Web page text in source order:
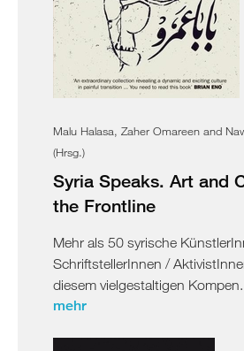
Malu Halasa, Zaher Omareen and
(Hrsg.)
Syria Speaks. Art and
the Frontline
Mehr als 50 syrische
SchriftstellerInnen /
diesem vielgestaltigen Kompen...
mehr